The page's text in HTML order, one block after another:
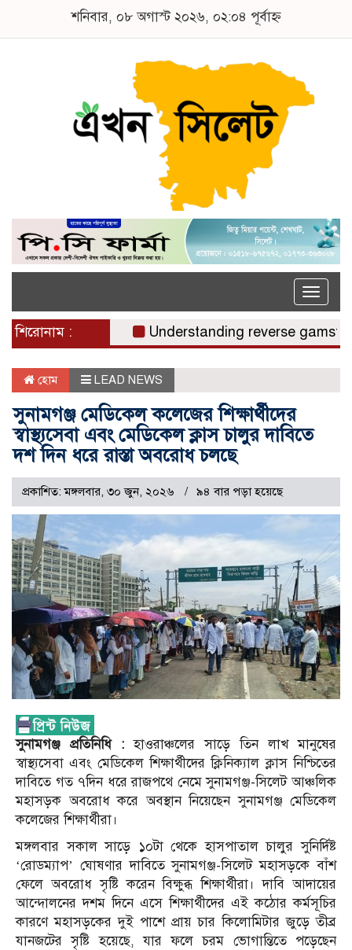
শনিবার, ০৮ অগাস্ট ২০২৬, ০২:০৪ পূর্বাহ্ন
Toggle
শিরোনাম : Understanding reverse gamstop
হোম LEAD NEWS
সুনামগঞ্জ মেডিকেল কলেজের শিক্ষার্থীদের
স্বাস্থ্যসেবা এবং মেডিকেল ক্লাস চালুর দাবিতে
দশ দিন ধরে রাস্তা অবরোধ চলছে
প্রকাশিত: মঙ্গলবার, ৩০ জুন, ২০২৬ ৯৪ বার পড়া হয়েছে
সুনামগঞ্জ প্রতিনিধি : হাওরাঞ্চলের সাড়ে তিন লাখ মানুষের
স্বাস্থ্যসেবা এবং মেডিকেল শিক্ষার্থীদের ক্লিনিক্যাল ক্লাস নিশ্চিতের
দাবিতে গত ৭দিন ধরে রাজপথে নেমে সুনামগঞ্জ-সিলেট আঞ্চলিক
মহাসড়ক অবরোধ করে অবস্থান নিয়েছেন সুনামগঞ্জ মেডিকেল
কলেজের শিক্ষার্থীরা।
মঙ্গলবার সকাল সাড়ে ১০টা থেকে হাসপাতাল চালুর সুনির্দিষ্ট
‘রোডম্যাপ’ ঘোষণার দাবিতে সুনামগঞ্জ-সিলেট মহাসড়কে বাঁশ
ফেলে অবরোধ সৃষ্টি করেন বিক্ষুব্ধ শিক্ষার্থীরা। দাবি আদায়ের
আন্দোলনের দশম দিনে এসে শিক্ষার্থীদের এই কঠোর কর্মসূচির
কারণে মহাসড়কের দুই পাশে প্রায় চার কিলোমিটার জুড়ে তীব্র
যানজটের সৃষ্টি হয়েছে, যার ফলে চরম ভোগান্তিতে পড়েছেন